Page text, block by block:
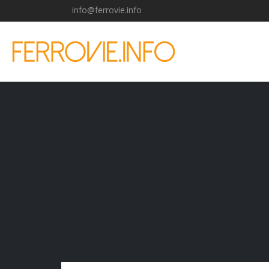
info@ferrovie.info